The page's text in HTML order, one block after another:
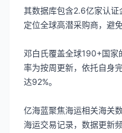
其数据库包含2.6亿家认
定位全球高潜采购商，避
邓白氏覆盖全球190+国
率为按周更新，依托自身
达92%。
亿海蓝聚焦海运相关海关
海运交易记录，数据更新